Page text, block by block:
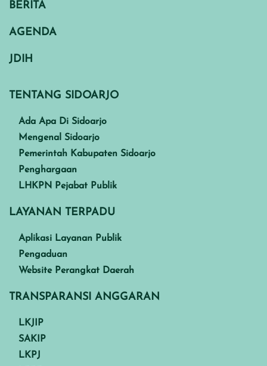
BERITA
AGENDA
JDIH
TENTANG SIDOARJO
Ada Apa Di Sidoarjo
Mengenal Sidoarjo
Pemerintah Kabupaten Sidoarjo
Penghargaan
LHKPN Pejabat Publik
LAYANAN TERPADU
Aplikasi Layanan Publik
Pengaduan
Website Perangkat Daerah
TRANSPARANSI ANGGARAN
LKJIP
SAKIP
LKPJ